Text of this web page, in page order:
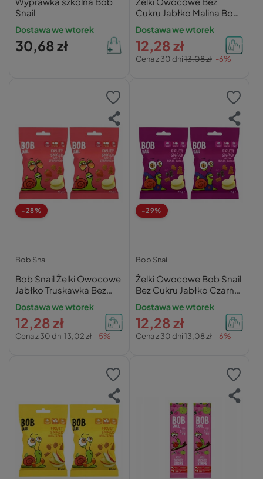
Snail
Dostawa we wtorek
30,68 zł
Cukru Jabłko Malina Bob
Snail
Dostawa we wtorek
Cena z 30 dni13,08 zł -6%
12,28 zł
-28%
Bob Snail
Bob Snail Żelki Owocowe
Jabłko Truskawka Bez
Cukru
Dostawa we wtorek
Cena z 30 dni13,02 zł -5%
12,28 zł
-29%
Bob Snail
Żelki Owocowe Bob Snail
Bez Cukru Jabłko Czarna
Porzeczka Zestaw 80g
Dostawa we wtorek
Cena z 30 dni13,08 zł -6%
12,28 zł